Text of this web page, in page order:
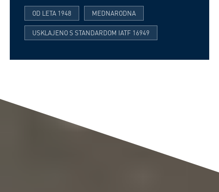
OD LETA 1948 MEDNARODNA
USKLAJENO S STANDARDOM IATF 16949